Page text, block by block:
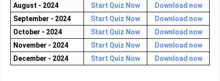
August - 2024
Start Quiz Now
Download now
September - 2024
Start Quiz Now
Download now
October - 2024
Start Quiz Now
Download now
November - 2024
Start Quiz Now
Download now
December - 2024
Start Quiz Now Download now